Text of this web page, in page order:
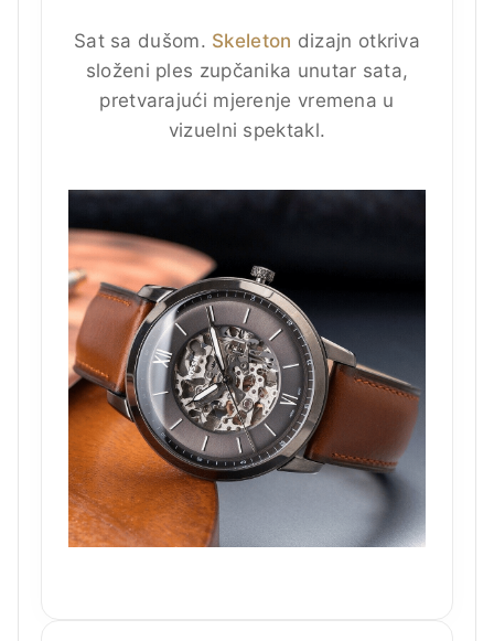
Sat sa dušom. Skeleton dizajn otkriva
složeni ples zupčanika unutar sata,
pretvarajući mjerenje vremena u
vizuelni spektakl.